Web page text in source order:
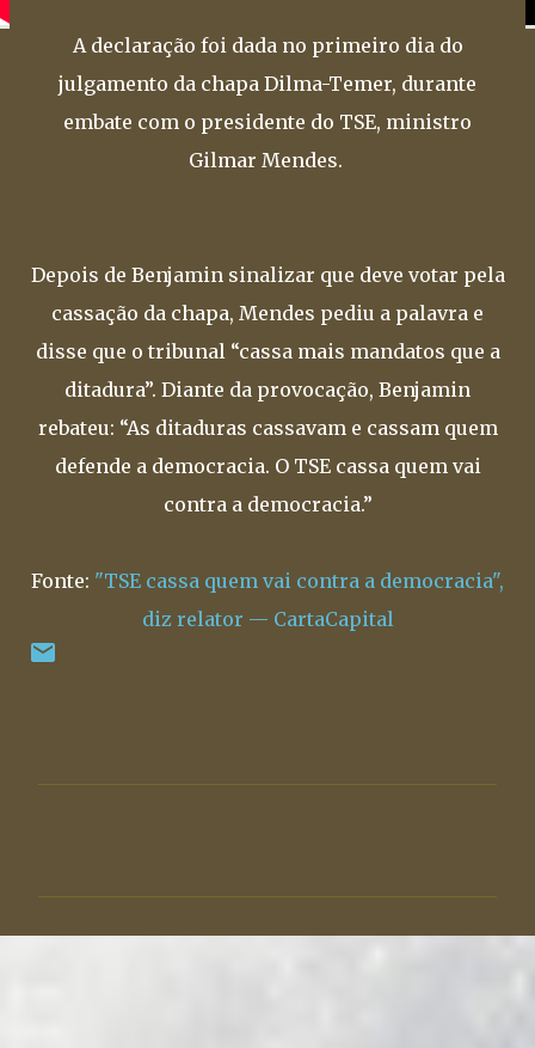
A declaração foi dada no primeiro dia do
julgamento da chapa Dilma-Temer, durante
embate com o presidente do TSE, ministro
Gilmar Mendes.
Depois de Benjamin sinalizar que deve votar pela
cassação da chapa, Mendes pediu a palavra e
disse que o tribunal “cassa mais mandatos que a
ditadura”. Diante da provocação, Benjamin
rebateu: “As ditaduras cassavam e cassam quem
defende a democracia. O TSE cassa quem vai
contra a democracia.”
Fonte: "TSE cassa quem vai contra a democracia",
diz relator — CartaCapital